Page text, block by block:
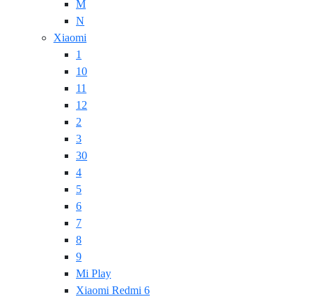
M
N
Xiaomi
1
10
11
12
2
3
30
4
5
6
7
8
9
Mi Play
Xiaomi Redmi 6